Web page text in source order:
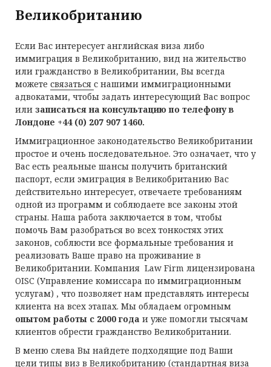
Великобританию
Если Вас интересует английская виза либо
иммиграция в Великобританию, вид на жительство
или гражданство в Великобритании, Вы всегда
можете связаться с нашими иммиграционными
адвокатами, чтобы задать интересующий Вас вопрос
или записаться на консультацию по телефону в
Лондоне +44 (0) 207 907 1460.
Иммиграционное законодательство Великобритании
простое и очень последовательное. Это означает, что у
Вас есть реальные шансы получить британский
паспорт, если эмиграция в Великобританию Вас
действительно интересует, отвечаете требованиям
одной из программ и соблюдаете все законы этой
страны. Наша работа заключается в том, чтобы
помочь Вам разобраться во всех тонкостях этих
законов, соблюсти все формальные требования и
реализовать Ваше право на проживание в
Великобритании. Компания Law Firm лицензирована
OISC (Управление комиссара по иммиграционным
услугам) , что позволяет нам представлять интересы
клиента на всех этапах. Мы обладаем огромным
опытом работы с 2000 года и уже помогли тысячам
клиентов обрести гражданство Великобритании.
В меню слева Вы найдете подходящие под Ваши
цели типы виз в Великобританию (стандартная виза